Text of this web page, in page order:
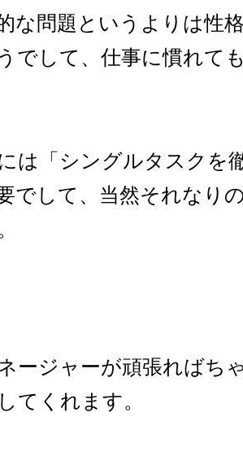
な問題というよりは性
でして、仕事に慣れて
は「シングルタスクを
でして、当然それなり
ージャーが頑張ればち
てくれます。